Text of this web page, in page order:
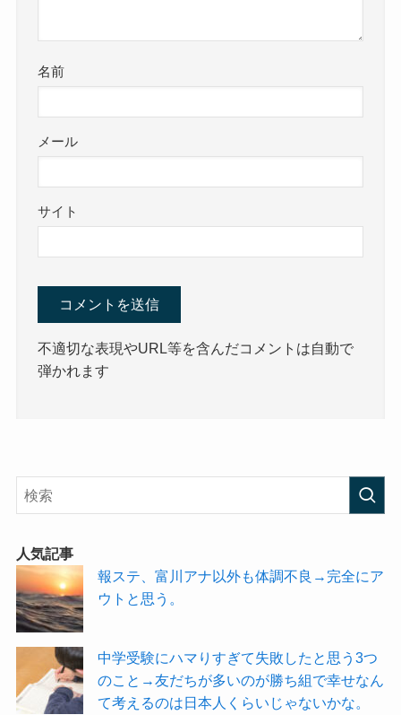
名前
メール
サイト
不適切な表現やURL等を含んだコメントは自動で
弾かれます
人気記事
報ステ、富川アナ以外も体調不良→完全にア
ウトと思う。
中学受験にハマりすぎて失敗したと思う3つ
のこと→友だちが多いのが勝ち組で幸せなん
て考えるのは日本人くらいじゃないかな。